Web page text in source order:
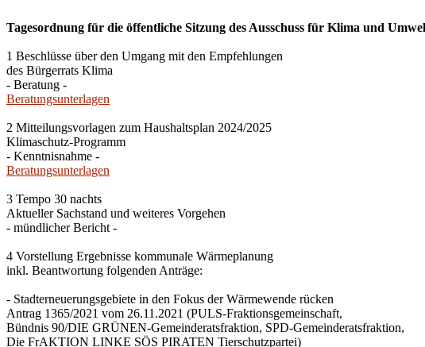
Tagesordnung für die öffentliche Sitzung des Ausschuss für Klima und
1 Beschlüsse über den Umgang mit den Empfehlungen
des Bürgerrats Klima
- Beratung -
Beratungsunterlagen
2 Mitteilungsvorlagen zum Haushaltsplan 2024/2025
Klimaschutz-Programm
- Kenntnisnahme -
Beratungsunterlagen
3 Tempo 30 nachts
Aktueller Sachstand und weiteres Vorgehen
- mündlicher Bericht -
4 Vorstellung Ergebnisse kommunale Wärmeplanung
inkl. Beantwortung folgenden Anträge:
- Stadterneuerungsgebiete in den Fokus der Wärmewende rücken
Antrag 1365/2021 vom 26.11.2021 (PULS-Fraktionsgemeinschaft,
Bündnis 90/DIE GRÜNEN-Gemeinderatsfraktion, SPD-Gemeinderatsfraktion,
Die FrAKTION LINKE SÖS PIRATEN Tierschutzpartei)